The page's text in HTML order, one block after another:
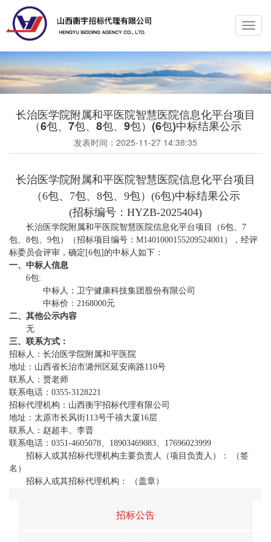
长治医学院附属和平医院智慧医院信息化平台项目
（6包、7包、8包、9包）(6包)中标结果公示
发表时间： 2025-11-27 14:38:35
长治医学院附属和平医院智慧医院信息化平台项目
（6包、7包、8包、9包）(6包)中标结果公示
(招标编号：HYZB-2025404)
长治医学院附属和平医院智慧医院信息化平台项目（6包、7
包、8包、9包）（招标项目编号：M1401000155209524001），经评
标委员会评审，确定[6包]的中标人如下：
一、中标人信息
6包:
中标人：卫宁健康科技集团股份有限公司
中标价：2168000元
二、其他公示内容
无
三、 联系方式：
招标人：长治医学院附属和平医院
地址：山西省长治市潞州区延安南路110号
联系人：贾老师
联系电话：0355-3128221
招标代理机构：山西衡宇招标代理有限公司
地址：太原市长风街113号千禧大厦16层
联系人：赵超丰、李晋
联系电话：0351-4605078、18903469083、17696023999
招标人或其招标代理机构主要负责人（项目负责人）： （签
名）
招标人或其招标代理机构： （盖章）
招标公告